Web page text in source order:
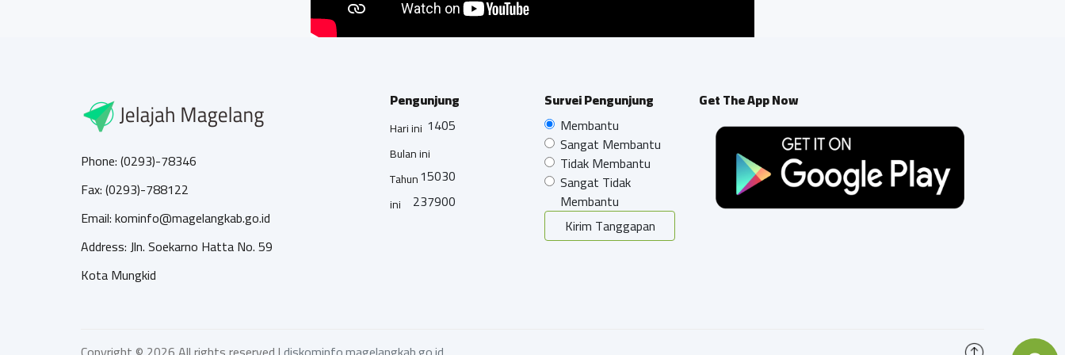
Phone: (0293)-78346
Fax: (0293)-788122
Email: kominfo@magelangkab.go.id
Address: Jln. Soekarno Hatta No. 59
Kota Mungkid
Pengunjung
Hari ini 1405
Bulan ini
15030
Tahun
ini
237900
Survei Pengunjung
Membantu
Sangat Membantu
Tidak Membantu
Sangat Tidak
Membantu
Kirim Tanggapan
Get The App Now